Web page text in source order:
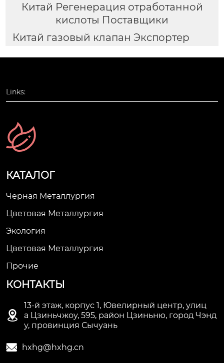
Китай Регенерация отработанной
кислоты Поставщики
Китай газовый клапан Экспортер
Links:
КАТАЛОГ
Черная Металлургия
Цветовая Металлургия
Экология
Цветовая Металлургия
Прочие
КОНТАКТЫ

13-й этаж, корпус 1, Ювелирный центр, улиц
а Цзиньчжоу, 595, район Цзиньню, город Чэнд
у, провинция Сычуань
 hxhg@hxhg.cn